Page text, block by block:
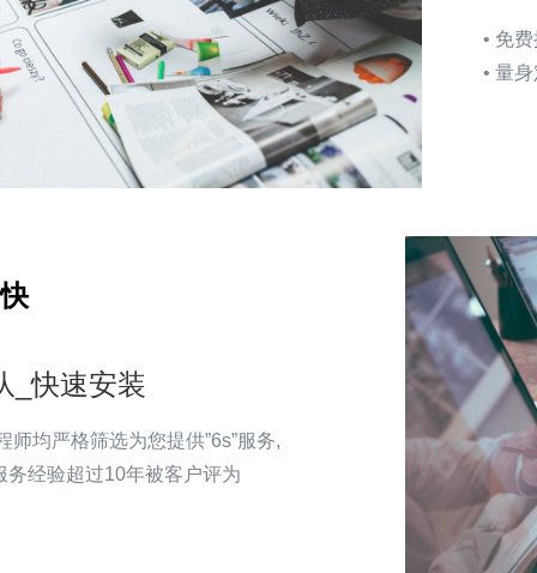
• 免
• 量
_快速安装
师均严格筛选为您提供”6s”服务,
务经验超过10年被客户评为